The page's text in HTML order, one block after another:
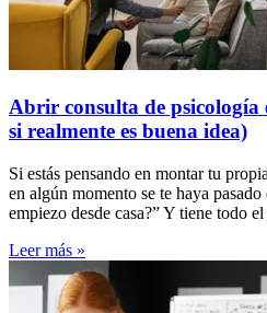
Abrir consulta de psicología
si realmente es buena idea)
Si estás pensando en montar tu
en algún momento se te haya
empiezo desde casa?” Y tiene todo
Leer más »